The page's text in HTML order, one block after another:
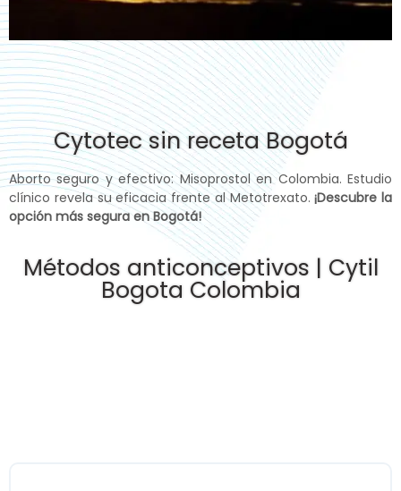
Cytotec sin receta Bogotá
Aborto seguro y efectivo: Misoprostol en Colombia. Estudio
clínico revela su eficacia frente al Metotrexato.¡Descubre la
opción más segura en Bogotá!
Métodos anticonceptivos | Cytil
Bogota Colombia